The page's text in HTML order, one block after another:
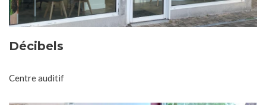
Décibels
Centre auditif